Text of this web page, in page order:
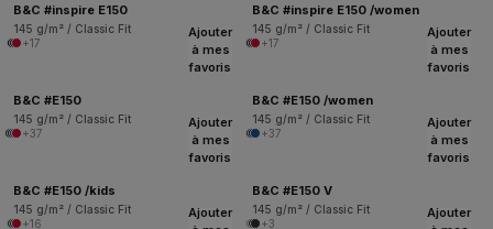
B&C #inspire E150
145 g/m² / Classic Fit
+17
B&C #inspire E150 /women
145 g/m² / Classic Fit
+17
Ajouter
à mes
favoris
B&C #E150
145 g/m² / Classic Fit
+37
Ajouter
à mes
favoris
B&C #E150 /women
145 g/m² / Classic Fit
+37
Ajouter
à mes
favoris
B&C #E150 /kids
145 g/m² / Classic Fit
+16
Ajouter
à mes
favoris
B&C #E150 V
145 g/m² / Classic Fit
+3
Ajouter
Ajouter